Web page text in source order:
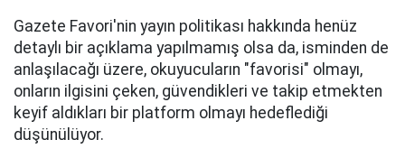
Gazete Favori'nin yayın politikası hakkında henüz
detaylı bir açıklama yapılmamış olsa da, isminden de
anlaşılacağı üzere, okuyucuların "favorisi" olmayı,
onların ilgisini çeken, güvendikleri ve takip etmekten
keyif aldıkları bir platform olmayı hedeflediği
düşünülüyor.